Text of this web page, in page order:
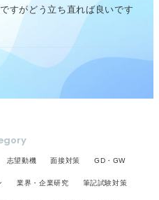
すがどう立ち直れば良いです
志望動機 面接対策 GD・GW
業界・企業研究 筆記試験対策